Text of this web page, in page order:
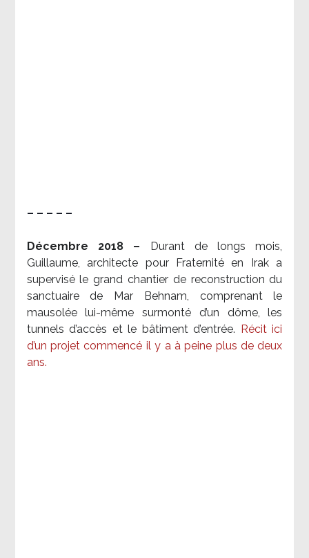
– – – – –
Décembre 2018 –
Durant de longs mois,
Guillaume, architecte pour Fraternité en Irak a
supervisé le grand chantier de reconstruction du
sanctuaire de Mar Behnam, comprenant le
mausolée lui-même surmonté d’un dôme, les
tunnels d’accès et le bâtiment d’entrée.
Récit ici
d’un projet commencé il y a à peine plus de deux
ans.